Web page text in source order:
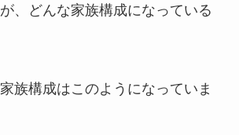
、どんな家族構成になっている
族構成はこのようになっていま